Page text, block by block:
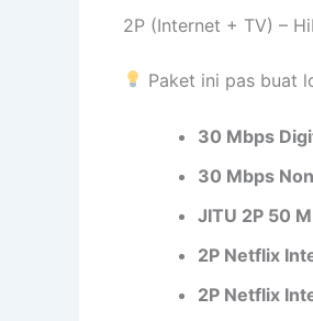
2P (Internet + TV) –
Paket ini pas buat
30 Mbps
30 Mbps
JITU 2P 50
2P Netflix
2P Netflix